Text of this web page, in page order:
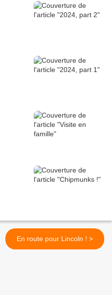
En route pour Lincoln ! >